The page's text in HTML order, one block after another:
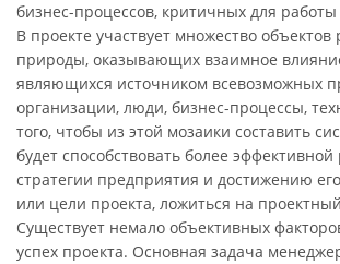
бизнес-процессов, критичных для
В проекте участвует множество объектов
природы, оказывающих взаимное
являющихся источником всевозможных
организации, люди, бизнес-процессы,
того, чтобы из этой мозаики составить
будет способствовать более
стратегии предприятия и достижению
или цели проекта, ложиться на
Существует немало объективных
успех проекта. Основная задача